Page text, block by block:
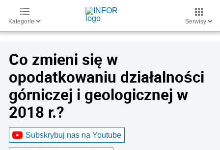
Kategorie Serwisy
Co zmieni się w
opodatkowaniu działalności
górniczej i geologicznej w
2018 r.?
Subskrybuj nas na Youtube